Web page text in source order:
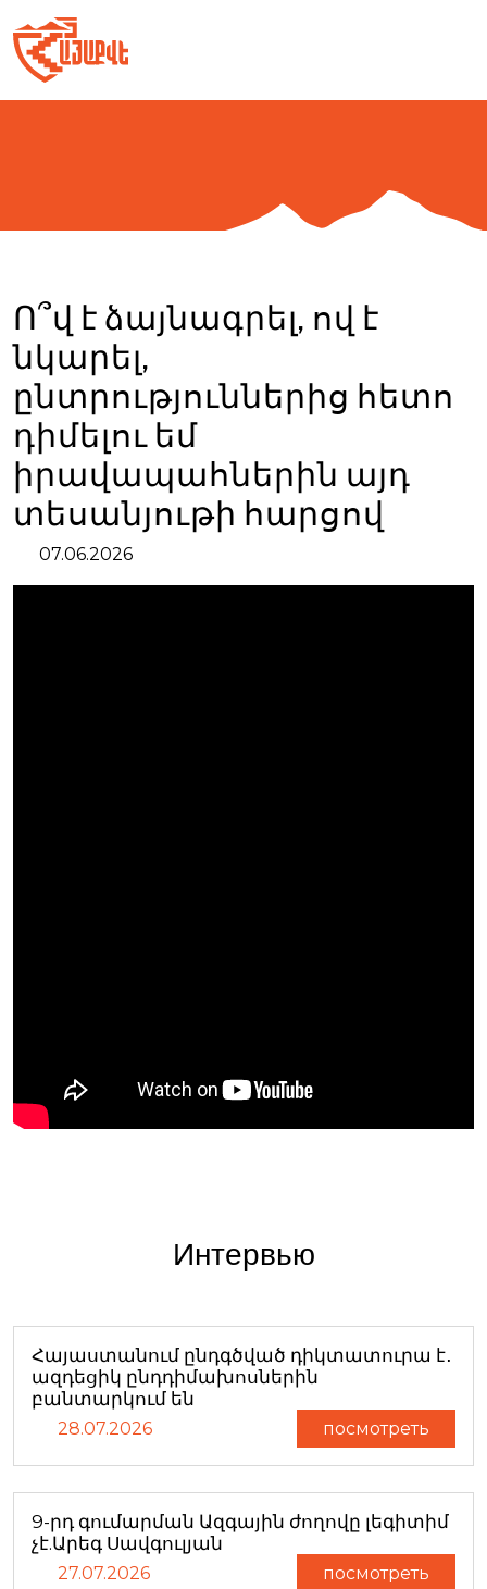
to
content
Ո՞վ է ձայնագրել, ով է
նկարել,
ընտրություններից հետո
դիմելու եմ
իրավապահներին այդ
տեսանյութի հարցով
07.06.2026
Интервью
Հայաստանում ընդգծված դիկտատուրա է․
ազդեցիկ ընդդիմախոսներին
բանտարկում են
28.07.2026 посмотреть
9-րդ գումարման Ազգային ժողովը լեգիտիմ
չէ.Արեգ Սավգուլյան
27.07.2026 посмотреть